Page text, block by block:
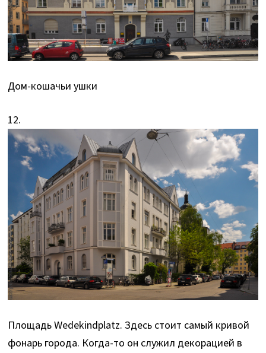
Дом-кошачьи ушки
12.
Площадь Wedekindplatz. Здесь стоит самый кривой
фонарь города. Когда-то он служил декорацией в